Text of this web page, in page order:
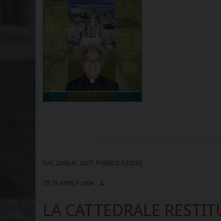
DAL 2006 AL 2007 PUBBLICAZIONI
28 APRILE 2008
LA CATTEDRALE